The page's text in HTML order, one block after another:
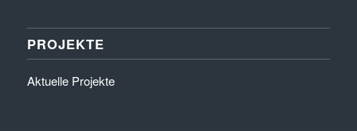
PROJEKTE
Aktuelle Projekte